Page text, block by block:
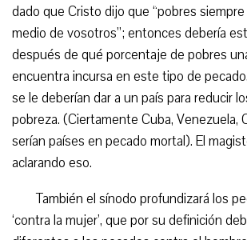
dado que Cristo dijo que “pobres
medio de vosotros”; entonces debería
después de qué porcentaje de pobres
encuentra incursa en este tipo de
se le deberían dar a un país para reducir
pobreza. (Ciertamente Cuba, Venezuela,
serían países en pecado mortal). El
aclarando eso.
También el sínodo profundizará los
‘contra la mujer’, que por su definición